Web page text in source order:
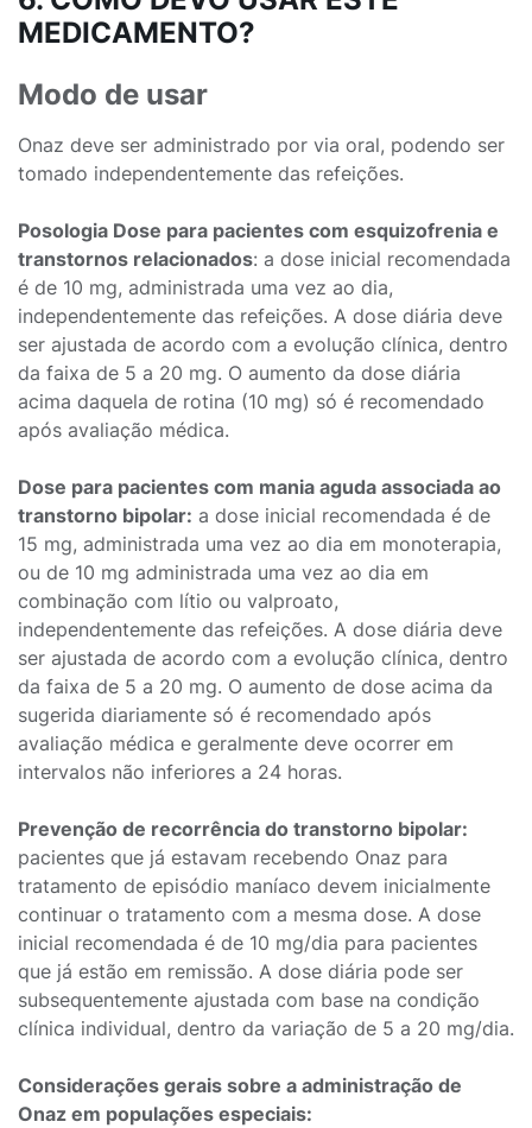
MEDICAMENTO?
Modo de usar
Onaz deve ser administrado por via oral, podendo ser
tomado independentemente das refeições.
Posologia Dose para pacientes com esquizofrenia e
transtornos relacionados: a dose inicial recomendada
é de 10 mg, administrada uma vez ao dia,
independentemente das refeições. A dose diária deve
ser ajustada de acordo com a evolução clínica, dentro
da faixa de 5 a 20 mg. O aumento da dose diária
acima daquela de rotina (10 mg) só é recomendado
após avaliação médica.
Dose para pacientes com mania aguda associada ao
transtorno bipolar: a dose inicial recomendada é de
15 mg, administrada uma vez ao dia em monoterapia,
ou de 10 mg administrada uma vez ao dia em
combinação com lítio ou valproato,
independentemente das refeições. A dose diária deve
ser ajustada de acordo com a evolução clínica, dentro
da faixa de 5 a 20 mg. O aumento de dose acima da
sugerida diariamente só é recomendado após
avaliação médica e geralmente deve ocorrer em
intervalos não inferiores a 24 horas.
Prevenção de recorrência do transtorno bipolar:
pacientes que já estavam recebendo Onaz para
tratamento de episódio maníaco devem inicialmente
continuar o tratamento com a mesma dose. A dose
inicial recomendada é de 10 mg/dia para pacientes
que já estão em remissão. A dose diária pode ser
subsequentemente ajustada com base na condição
clínica individual, dentro da variação de 5 a 20 mg/dia.
Considerações gerais sobre a administração de
Onaz em populações especiais: